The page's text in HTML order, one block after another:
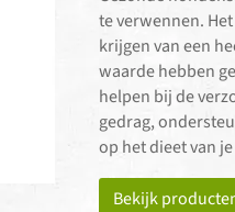
te verwennen.
krijgen van een
waarde hebben
helpen bij de
gedrag,
op het dieet van
Bekijk